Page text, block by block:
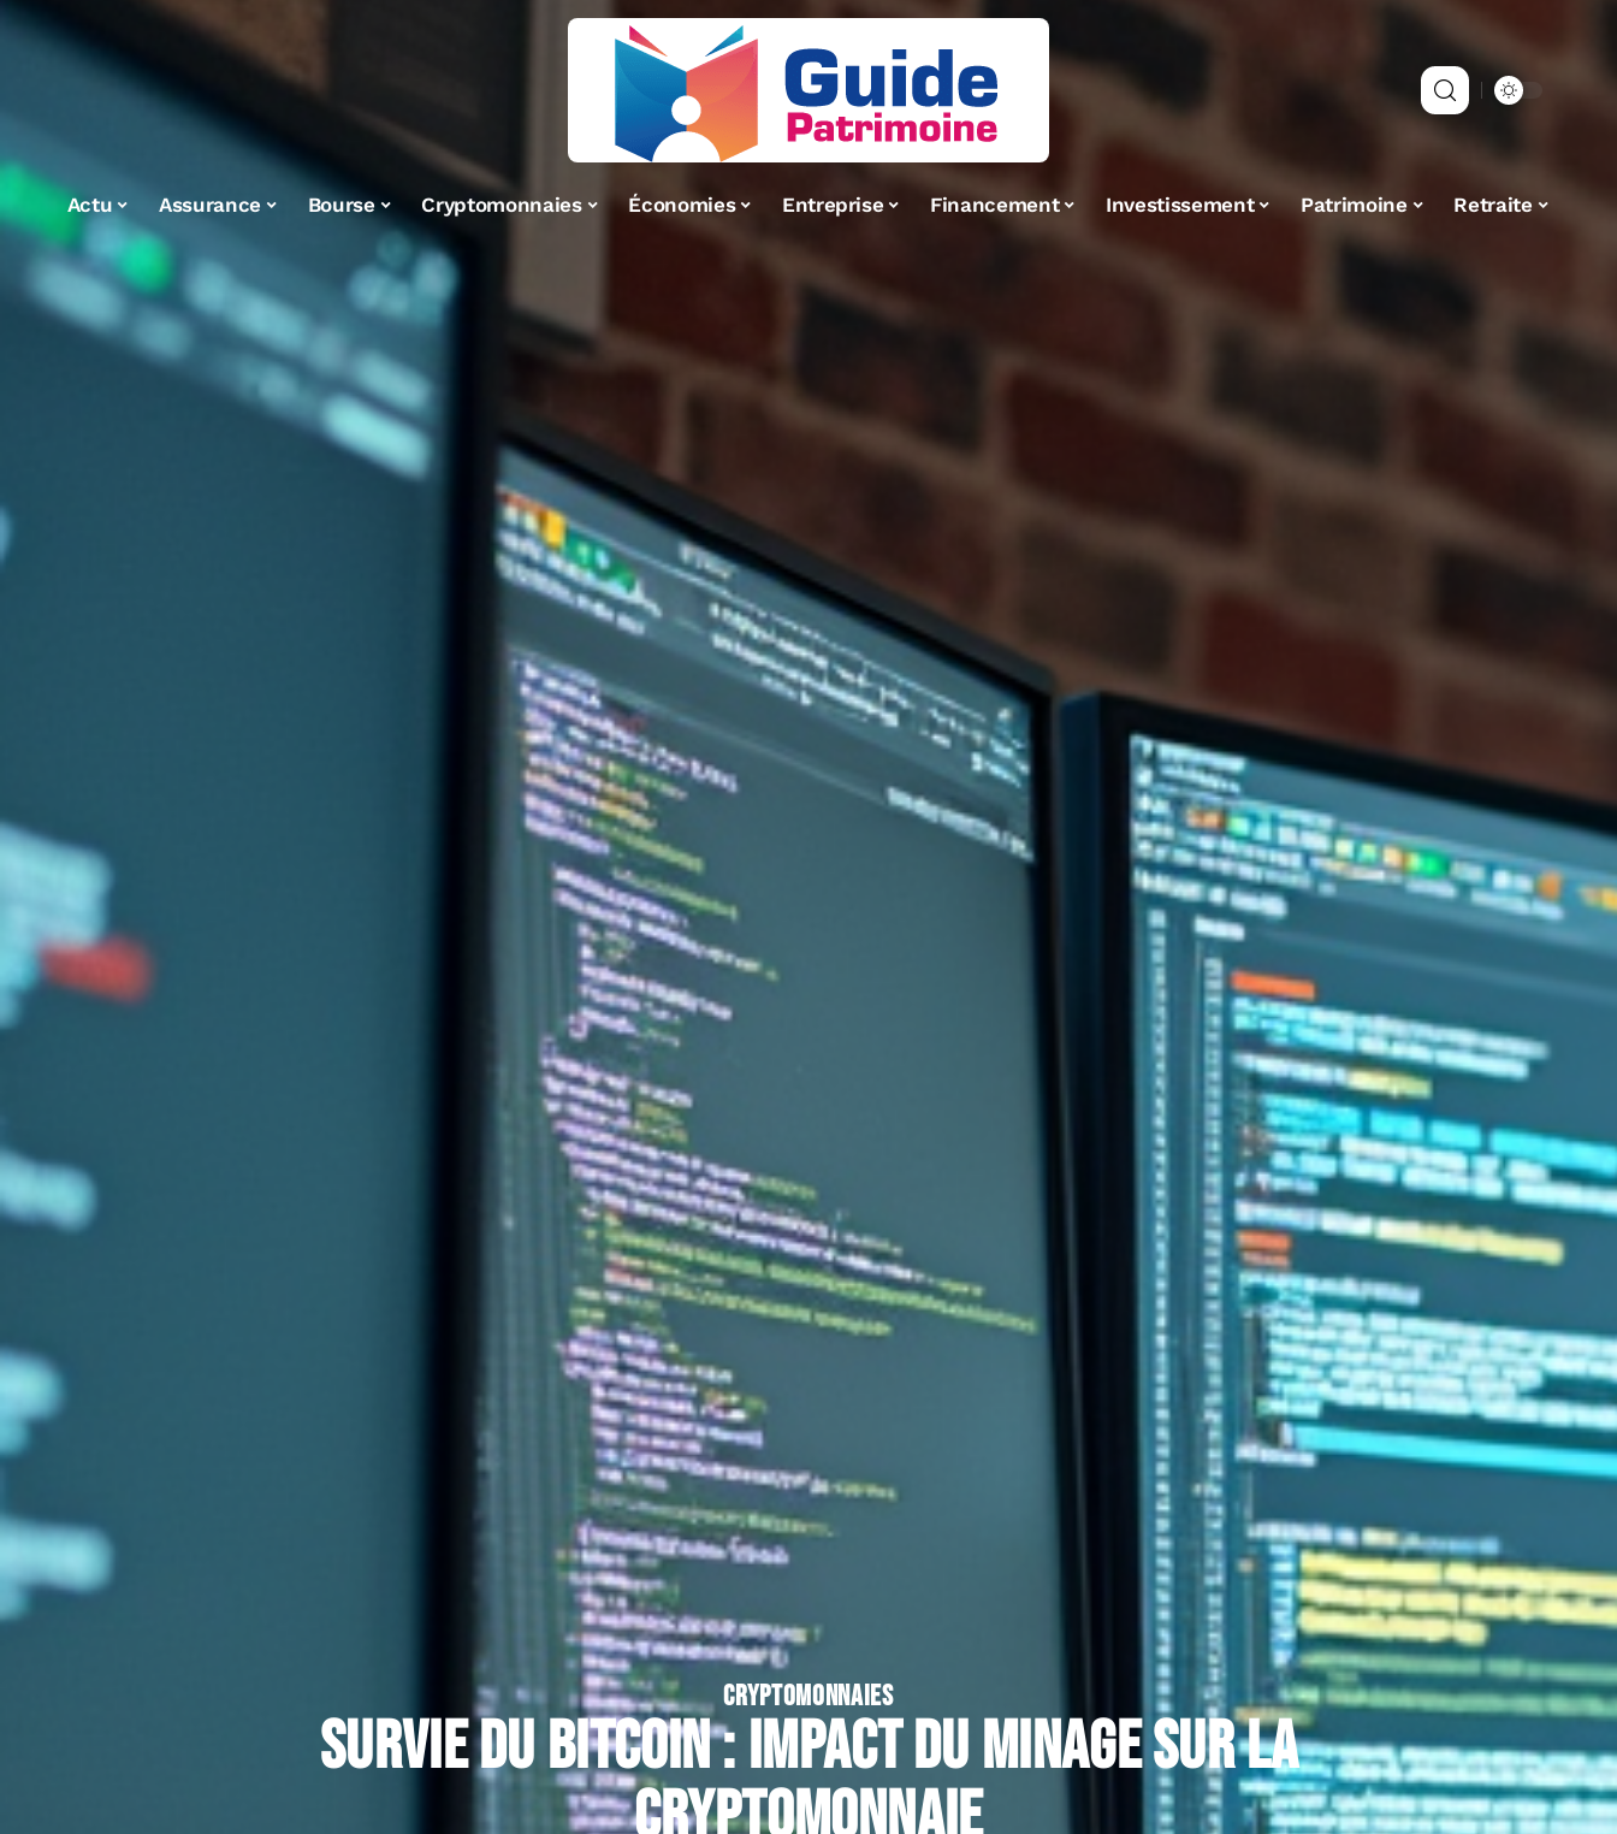
Actu Assurance Bourse Cryptomonnaies Économies Entreprise Financement Investissement Patrimoine Retraite
CRYPTOMONNAIES
Survie du bitcoin : impact du minage sur la
cryptomonnaie